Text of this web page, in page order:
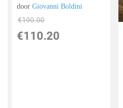
doorGiovanni Boldini
€190.00
€110.20